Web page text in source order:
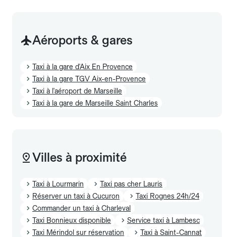
Aéroports & gares
Taxi à la gare d'Aix En Provence
Taxi à la gare TGV Aix-en-Provence
Taxi à l'aéroport de Marseille
Taxi à la gare de Marseille Saint Charles
Villes à proximité
Taxi à Lourmarin
Taxi pas cher Lauris
Réserver un taxi à Cucuron
Taxi Rognes 24h/24
Commander un taxi à Charleval
Taxi Bonnieux disponible
Service taxi à Lambesc
Taxi Mérindol sur réservation
Taxi à Saint-Cannat